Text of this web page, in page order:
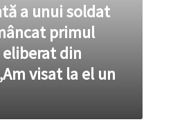
a unui soldat
primul
din
visat la el un